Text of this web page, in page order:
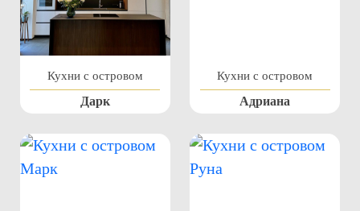
Кухни с островом
Дарк
Кухни с островом
Адриана